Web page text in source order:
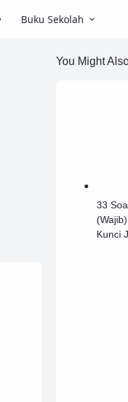
Buku Sekolah
You Might
33
Kunci